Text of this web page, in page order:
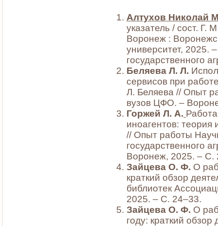
Алтухов Николай
указатель / сост. Г.
Воронеж :
университет, 2025.
государственного
Беляева Л. Л.
сервисов при
Л. Беляева // Опыт
вузов ЦФО. –
Горжей Л. А.
иноагентов: теория
// Опыт работы
государственного
Воронеж, 2025. – С.
Зайцева О. Ф. О
краткий обзор
библиотек
2025. – С. 24–33.
Зайцева О. Ф. О
году: краткий